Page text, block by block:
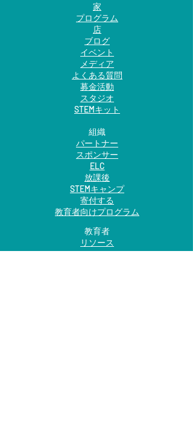
家
プログラム
店
ブログ
イベント
メディア
よくある質問
募金活動
スタジオ
STEMキット
組織
パートナー
スポンサー
ELC
放課後
STEMキャンプ
寄付する
教育者向けプログラム
教育者
リソース